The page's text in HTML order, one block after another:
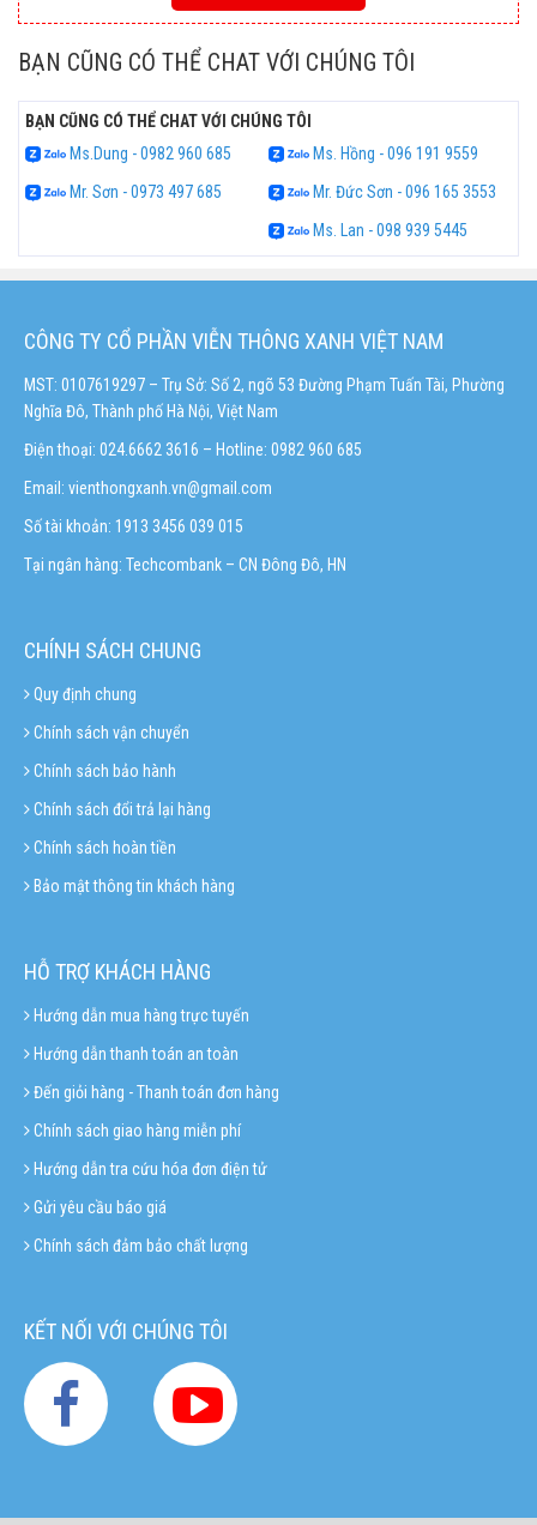
BẠN CŨNG CÓ THỂ CHAT VỚI CHÚNG TÔI
BẠN CŨNG CÓ THỂ CHAT VỚI CHÚNG TÔI
Ms.Dung - 0982 960 685
Ms. Hồng - 096 191 9559
Mr. Sơn - 0973 497 685
Mr. Đức Sơn - 096 165 3553
Ms. Lan - 098 939 5445
CÔNG TY CỔ PHẦN VIỄN THÔNG XANH VIỆT NAM
MST: 0107619297 – Trụ Sở: Số 2, ngõ 53 Đường Phạm Tuấn Tài, Phường
Nghĩa Đô, Thành phố Hà Nội, Việt Nam
Điện thoại: 024.6662 3616 – Hotline: 0982 960 685
Email: vienthongxanh.vn@gmail.com
Số tài khoản: 1913 3456 039 015
Tại ngân hàng: Techcombank – CN Đông Đô, HN
CHÍNH SÁCH CHUNG
Quy định chung
Chính sách vận chuyển
Chính sách bảo hành
Chính sách đổi trả lại hàng
Chính sách hoàn tiền
Bảo mật thông tin khách hàng
HỖ TRỢ KHÁCH HÀNG
Hướng dẫn mua hàng trực tuyến
Hướng dẫn thanh toán an toàn
Đến giỏi hàng - Thanh toán đơn hàng
Chính sách giao hàng miễn phí
Hướng dẫn tra cứu hóa đơn điện tử
Gửi yêu cầu báo giá
Chính sách đảm bảo chất lượng
KẾT NỐI VỚI CHÚNG TÔI